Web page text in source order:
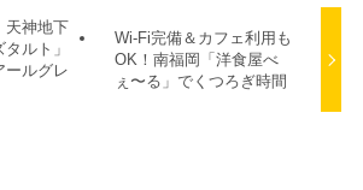
天神地下
ルト」
ールグレ
Wi-Fi完備＆カフェ利用も
OK！南福岡「洋食屋べ
ぇ〜る」でくつろぎ時間